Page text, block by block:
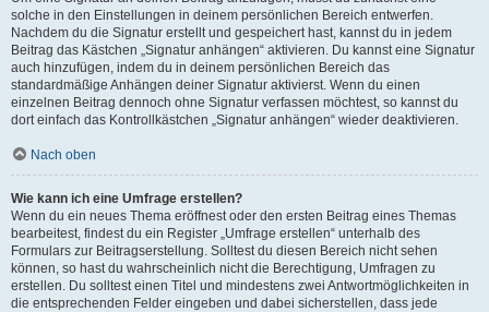
solche in den Einstellungen in deinem persönlichen Bereich entwerfen.
Nachdem du die Signatur erstellt und gespeichert hast, kannst du in jedem
Beitrag das Kästchen „Signatur anhängen“ aktivieren. Du kannst eine Signatur
auch hinzufügen, indem du in deinem persönlichen Bereich das
standardmäßige Anhängen deiner Signatur aktivierst. Wenn du einen
einzelnen Beitrag dennoch ohne Signatur verfassen möchtest, so kannst du
dort einfach das Kontrollkästchen „Signatur anhängen“ wieder deaktivieren.
Nach oben
Wie kann ich eine Umfrage erstellen?
Wenn du ein neues Thema eröffnest oder den ersten Beitrag eines Themas
bearbeitest, findest du ein Register „Umfrage erstellen“ unterhalb des
Formulars zur Beitragserstellung. Solltest du diesen Bereich nicht sehen
können, so hast du wahrscheinlich nicht die Berechtigung, Umfragen zu
erstellen. Du solltest einen Titel und mindestens zwei Antwortmöglichkeiten in
die entsprechenden Felder eingeben und dabei sicherstellen, dass jede